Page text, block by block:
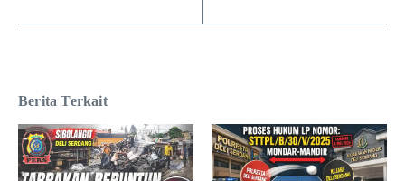
Berita Terkait